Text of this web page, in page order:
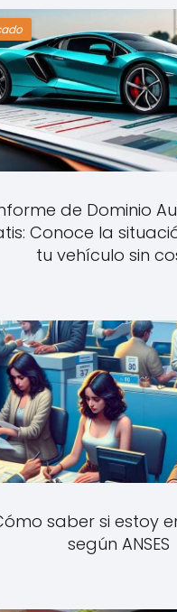
de Dominio
Conoce la
tu vehículo sin
saber si estoy
según ANSES